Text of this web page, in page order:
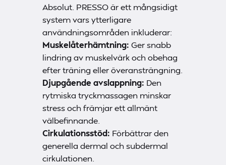
Absolut. PRESSO är ett mångsidigt
system vars ytterligare
användningsområden inkluderar:
Muskelåterhämtning: Ger snabb
lindring av muskelvärk och obehag
efter träning eller överansträngning.
Djupgående avslappning: Den
rytmiska tryckmassagen minskar
stress och främjar ett allmänt
välbefinnande.
Cirkulationsstöd: Förbättrar den
generella dermal och subdermal
cirkulationen.